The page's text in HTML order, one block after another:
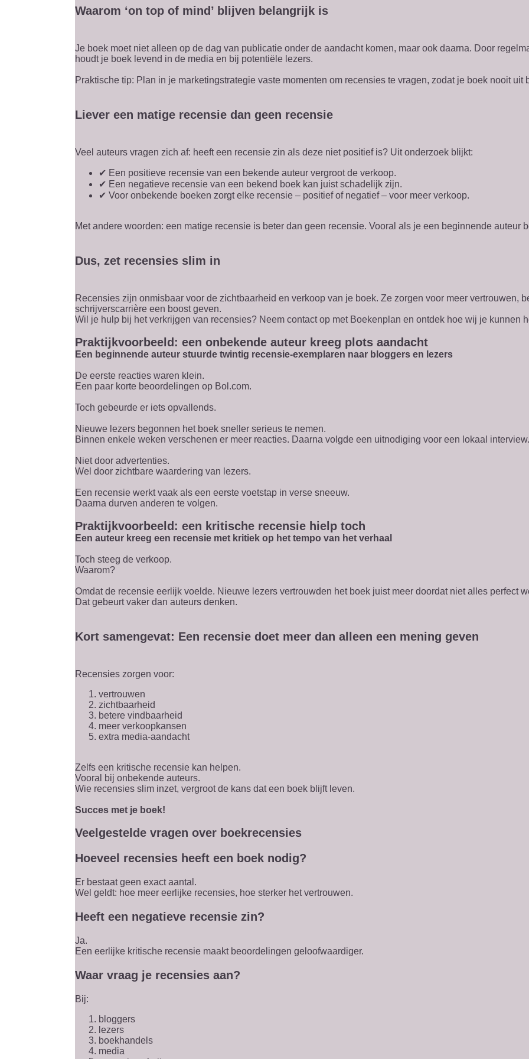
Waarom ‘on top of mind’ blijven belangrijk is
Je boek moet niet alleen op de dag van publicatie onder de aandacht komen, maar ook daarna. Door
houdt je boek levend in de media en bij potentiële lezers.
Praktische tip: Plan in je marketingstrategie vaste momenten om recensies te vragen, zodat je boek nooit uit
Liever een matige recensie dan geen recensie
Veel auteurs vragen zich af: heeft een recensie zin als deze niet positief is? Uit onderzoek blijkt:
✔ Een positieve recensie van een bekende auteur vergroot de verkoop.
✔ Een negatieve recensie van een bekend boek kan juist schadelijk zijn.
✔ Voor onbekende boeken zorgt elke recensie – positief of negatief – voor meer verkoop.
Met andere woorden: een matige recensie is beter dan geen recensie. Vooral als je een beginnende auteur
Dus, zet recensies slim in
Recensies zijn onmisbaar voor de zichtbaarheid en verkoop van je boek. Ze zorgen voor meer vertrouwen,
schrijverscarrière een boost geven.
Wil je hulp bij het verkrijgen van recensies? Neem contact op met Boekenplan en ontdek hoe wij je kunnen
Praktijkvoorbeeld: een onbekende auteur kreeg plots aandacht
Een beginnende auteur stuurde twintig recensie-exemplaren naar bloggers en lezers
De eerste reacties waren klein.
Een paar korte beoordelingen op Bol.com.
Toch gebeurde er iets opvallends.
Nieuwe lezers begonnen het boek sneller serieus te nemen.
Binnen enkele weken verschenen er meer reacties. Daarna volgde een uitnodiging voor een lokaal interview.
Niet door advertenties.
Wel door zichtbare waardering van lezers.
Een recensie werkt vaak als een eerste voetstap in verse sneeuw.
Daarna durven anderen te volgen.
Praktijkvoorbeeld: een kritische recensie hielp toch
Een auteur kreeg een recensie met kritiek op het tempo van het verhaal
Toch steeg de verkoop.
Waarom?
Omdat de recensie eerlijk voelde. Nieuwe lezers vertrouwden het boek juist meer doordat niet alles perfect
Dat gebeurt vaker dan auteurs denken.
Kort samengevat: Een recensie doet meer dan alleen een mening geven
Recensies zorgen voor:
vertrouwen
zichtbaarheid
betere vindbaarheid
meer verkoopkansen
extra media-aandacht
Zelfs een kritische recensie kan helpen.
Vooral bij onbekende auteurs.
Wie recensies slim inzet, vergroot de kans dat een boek blijft leven.
Succes met je boek!
Veelgestelde vragen over boekrecensies
Hoeveel recensies heeft een boek nodig?
Er bestaat geen exact aantal.
Wel geldt: hoe meer eerlijke recensies, hoe sterker het vertrouwen.
Heeft een negatieve recensie zin?
Ja.
Een eerlijke kritische recensie maakt beoordelingen geloofwaardiger.
Waar vraag je recensies aan?
Bij:
bloggers
lezers
boekhandels
media